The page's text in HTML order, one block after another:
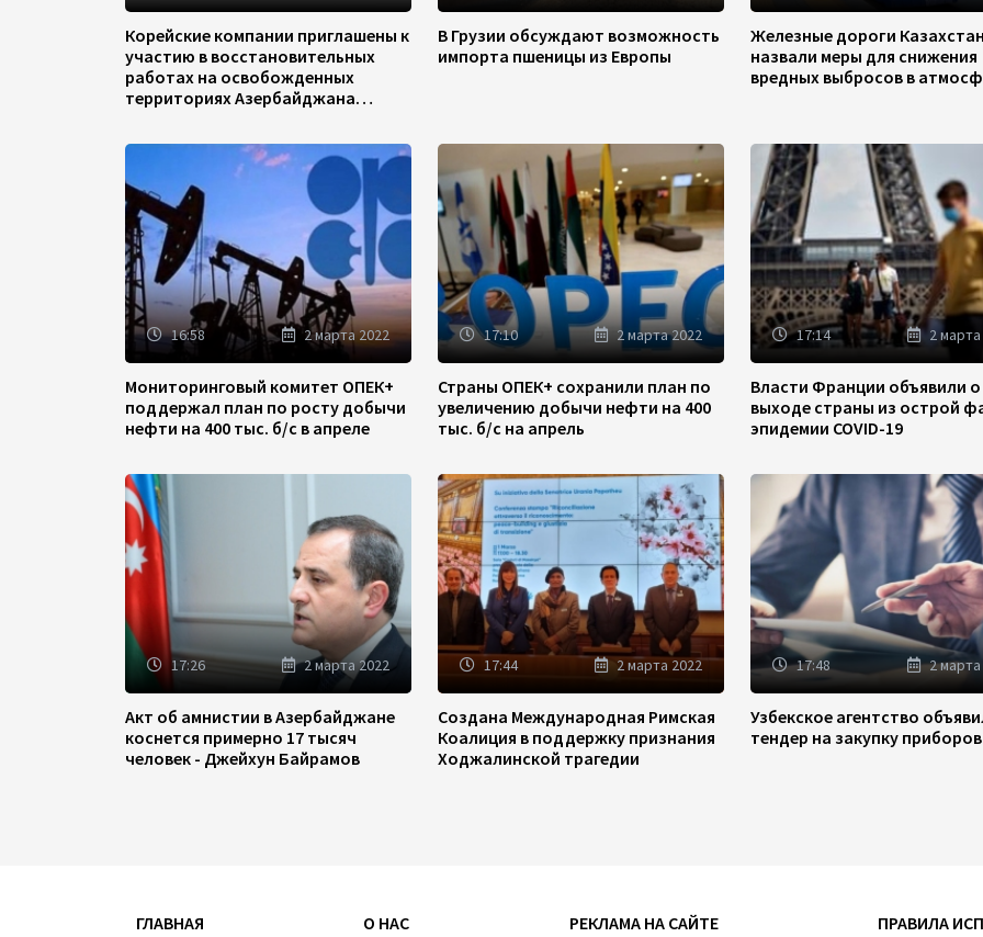
Корейские компании приглашены к
участию в восстановительных
работах на освобожденных
территориях Азербайджана
В Грузии обсуждают возможность
импорта пшеницы из Европы
Железные дороги
назвали меры для снижения
вредных выбросов в
16:58 2 марта 2022
Мониторинговый комитет ОПЕК+
поддержал план по росту добычи
нефти на 400 тыс. б/с в апреле
17:10 2 марта 2022
Страны ОПЕК+ сохранили план по
увеличению добычи нефти на 400
тыс. б/с на апрель
17:14 2 марта
Власти Франции объявили о
выходе страны из острой
эпидемии COVID-19
17:26 2 марта 2022
Акт об амнистии в Азербайджане
коснется примерно 17 тысяч
человек - Джейхун Байрамов
17:44 2 марта 2022
Создана Международная Римская
Коалиция в поддержку признания
Ходжалинской трагедии
17:48 2 марта
Узбекское агентство
тендер на закупку приборов
ГЛАВНАЯ О НАС РЕКЛАМА НА САЙТЕ ПРАВИЛА